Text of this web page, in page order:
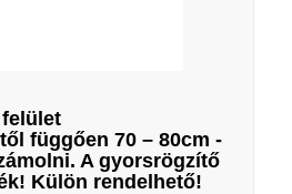
függően 70 – 80cm -
A gyorsrögzítő
Külön rendelhető!